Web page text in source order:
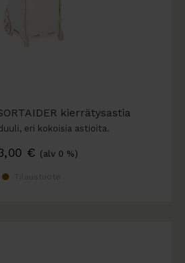
kierrätysastia
eri kokoisia astioita.
€ (alv 0 %)